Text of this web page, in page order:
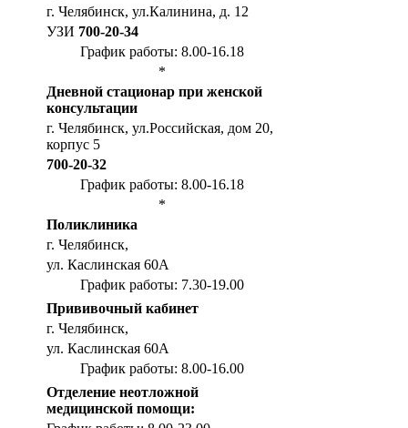
г. Челябинск, ул.Калинина, д. 12
УЗИ 700-20-34
График работы: 8.00-16.18
*
Дневной стационар при женской
консультации
г. Челябинск, ул.Российская, дом 20,
корпус 5
700-20-32
График работы: 8.00-16.18
*
Поликлиника
г. Челябинск,
ул. Каслинская 60А
График работы: 7.30-19.00
Прививочный кабинет
г. Челябинск,
ул. Каслинская 60А
График работы: 8.00-16.00
Отделение неотложной
медицинской помощи: